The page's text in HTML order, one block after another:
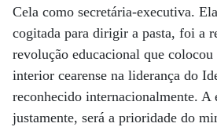
Cela como secretária-executiva.
cogitada para dirigir a pasta, foi a
revolução educacional que
interior cearense na liderança do
reconhecido internacionalmente. A
justamente, será a prioridade do